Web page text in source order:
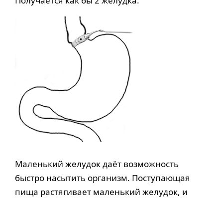
Маленький желудок даёт возможность
быстро насытить организм. Поступающая
пища растягивает маленький желудок, и